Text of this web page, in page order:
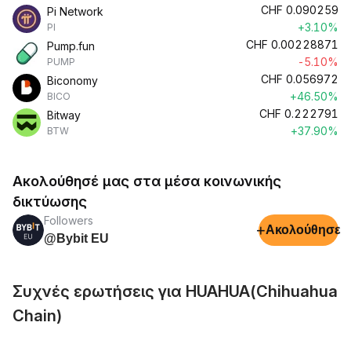
Pi Network
PI
CHF 0.090259
+3.10%
Pump.fun
PUMP
CHF 0.00228871
-5.10%
Biconomy
BICO
CHF 0.056972
+46.50%
Bitway
BTW
CHF 0.222791
+37.90%
Ακολούθησέ μας στα μέσα κοινωνικής
δικτύωσης
Followers
@Bybit EU
+Ακολούθησε
Συχνές ερωτήσεις για HUAHUA(Chihuahua
Chain)